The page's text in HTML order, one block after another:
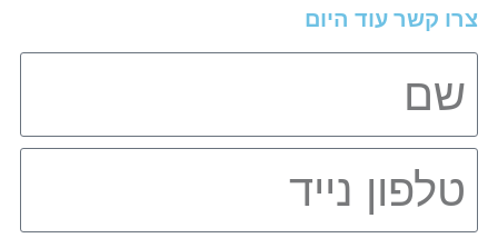
צרו קשר עוד היום